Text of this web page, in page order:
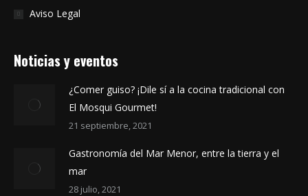
Aviso Legal
Noticias y eventos
¿Comer guiso? ¡Dile sí a la cocina tradicional con
El Mosqui Gourmet!
21 septiembre, 2021
Gastronomía del Mar Menor, entre la tierra y el
mar
28 julio, 2021